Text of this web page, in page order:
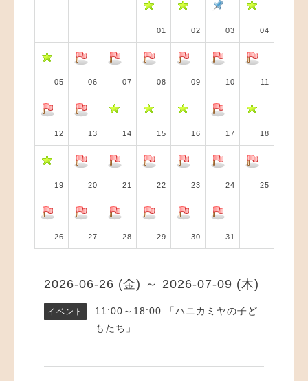
01 02 03 04
05 06 07 08 09 10 11
12 13 14 15 16 17 18
19 20 21 22 23 24 25
26 27 28 29 30 31
2026-06-26 (金) ～ 2026-07-09 (木)
イベント 11:00～18:00
「ハニカミヤの子ど
もたち」